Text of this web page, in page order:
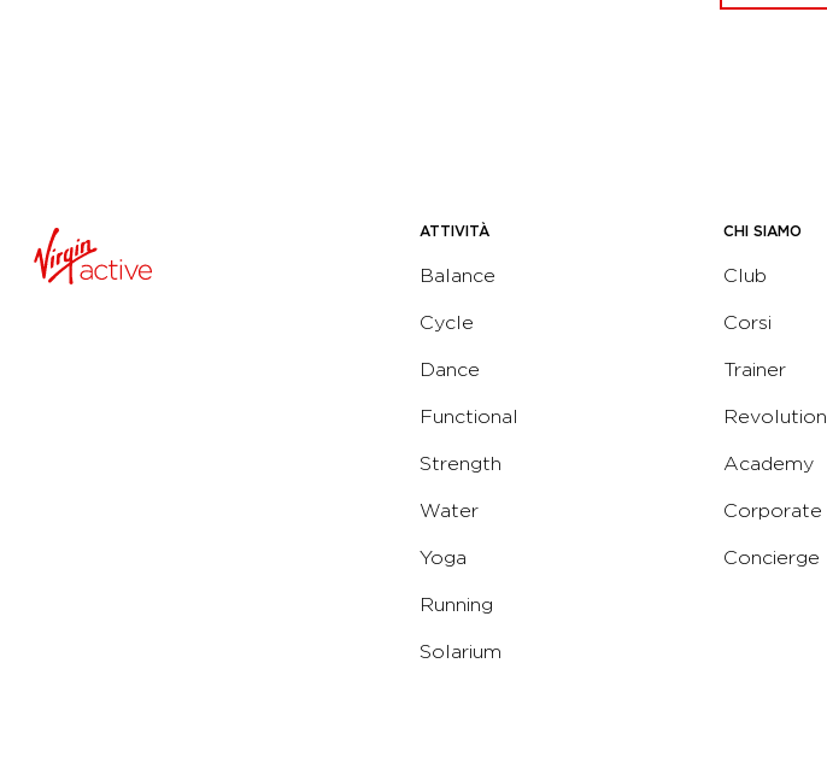
ATTIVITÀ
Balance
Cycle
Dance
Functional
Strength
Water
Yoga
Running
Solarium
CHI SIAMO
Club
Corsi
Trainer
Revolution
Academy
Corporate
Concierge